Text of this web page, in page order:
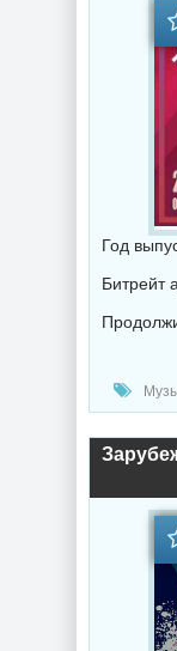
Год
Битрейт